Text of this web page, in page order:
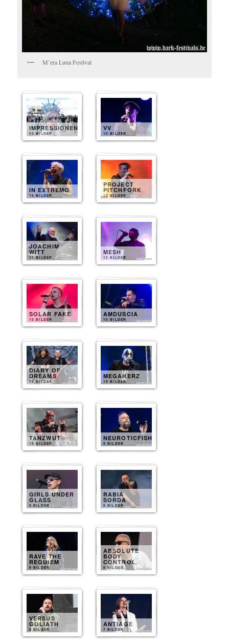
M’era Luna Festival
IMPRESSIONEN
50 BILDER
VV
15 BILDER
IN EXTREMO
15 BILDER
PROJECT
PITCHFORK
13 BILDER
JOACHIM
WITT
13 BILDER
MESH
12 BILDER
SOLAR FAKE
10 BILDER
AMDUSCIA
10 BILDER
DIARY OF
DREAMS
10 BILDER
MEGAHERZ
10 BILDER
TANZWUT
10 BILDER
NEUROTICFISH
9 BILDER
GIRLS UNDER
GLASS
9 BILDER
RABIA
SORDA
9 BILDER
RAVE THE
REQUIEM
9 BILDER
ABSOLUTE
BODY
CONTROL
8 BILDER
VERSUS
GOLIATH
8 BILDER
ANTIAGE
7 BILDER